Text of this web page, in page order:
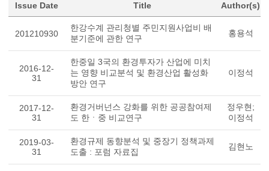
Issue Date Title Author(s)
201210930
한강수계 관리청별 주민지원사업비 배
분기준에 관한 연구
홍용석
2016-12-
31
한중일 3국의 환경투자가 산업에 미치
는 영향 비교분석 및 환경산업 활성화
방안 연구
이정석
2017-12-
31
환경거버넌스 강화를 위한 공공참여제
도 한ㆍ중 비교연구
정우현;
이정석
2019-03-
31
환경규제 동향분석 및 중장기 정책과제
도출 : 포럼 자료집
김현노